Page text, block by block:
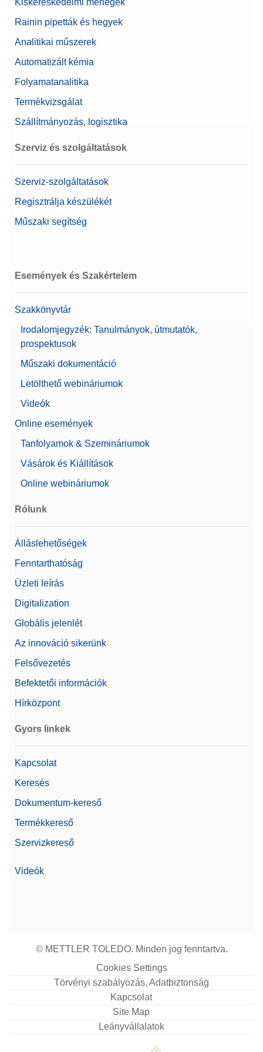
Rainin pipetták és hegyek
Analitikai műszerek
Automatizált kémia
Folyamatanalitika
Termékvizsgálat
Szállítmányozás, logisztika
Szerviz és szolgáltatások
Szerviz-szolgáltatások
Regisztrálja készülékét
Műszaki segítség
Események és Szakértelem
Szakkönyvtár
Irodalomjegyzék: Tanulmányok, útmutatók,
prospektusok
Műszaki dokumentáció
Letölthető webináriumok
Videók
Online események
Tanfolyamok & Szemináriumok
Vásárok és Kiállítások
Online webináriumok
Rólunk
Álláslehetőségek
Fenntarthatóság
Üzleti leírás
Digitalization
Globális jelenlét
Az innováció sikerünk
Felsővezetés
Befektetői információk
Hírközpont
Gyors linkek
Kapcsolat
Keresés
Dokumentum-kereső
Termékkereső
Szervizkereső
Videók
© METTLER TOLEDO. Minden jog fenntartva.
Cookies Settings
Törvényi szabályozás, Adatbiztonság
Kapcsolat
Site Map
Leányvállalatok